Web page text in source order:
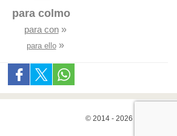
para colmo
para con»
para ello»
© 2014 - 2026